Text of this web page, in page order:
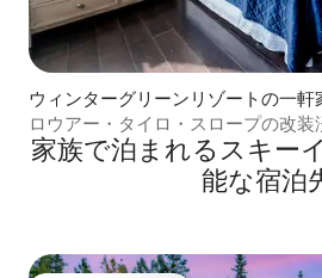
ウィンターグリーンリゾートの一軒
ロウアー・タイロ・スロープの改装
イン・スキーアウトとホットタブを
家族で泊まれるスキー
能な宿泊